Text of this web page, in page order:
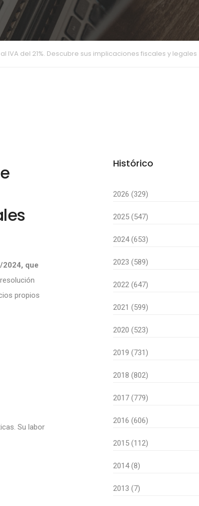
del 21%. Descubre sus implicaciones fiscales y legales
2024, que
propios
Su labor
Histórico
2026 (329)
2025 (547)
2024 (653)
2023 (589)
2022 (647)
2021 (599)
2020 (523)
2019 (731)
2018 (802)
2017 (779)
2016 (606)
2015 (112)
2014 (8)
2013 (7)